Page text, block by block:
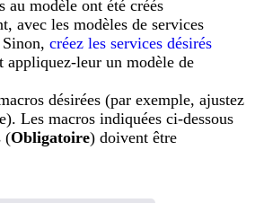
au modèle ont été créés
avec les modèles de services
créez les services désirés
appliquez-leur un modèle de
désirées (par exemple, ajustez
Les macros indiquées ci-dessous
(Obligatoire) doivent être